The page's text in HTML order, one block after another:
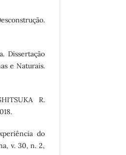
Dissertação
e Naturais.
R.
do
v. 30, n. 2,